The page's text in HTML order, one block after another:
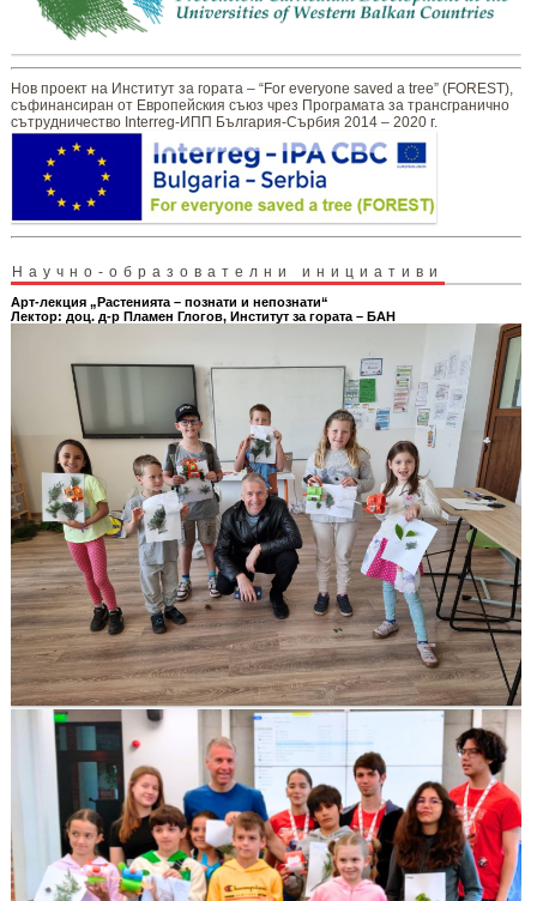
Нов проект на Институт за гората – “For everyone saved a tree” (FOREST),
съфинансиран от Европейския съюз чрез Програмата за трансгранично
сътрудничество Interreg-ИПП България-Сърбия 2014 – 2020 г.
Научно-образователни инициативи
Арт-лекция „Растенията – познати и непознати“
Лектор: доц. д-р Пламен Глогов, Институт за гората – БАН